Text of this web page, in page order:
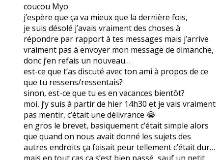
coucou Myo
j’espère que ça va mieux que la dernière fois,
je suis désolé j’avais vraiment des choses à
répondre par rapport à tes messages mais j’arrive
vraiment pas à envoyer mon message de dimanche,
donc j’en refais un nouveau…
est-ce que t’as discuté avec ton ami à propos de ce
que tu ressens/ressentais?
sinon, est-ce que tu es en vacances bientôt?
moi, j’y suis à partir de hier 14h30 et je vais vraiment
pas mentir, c’était une délivrance 😭
en gros le brevet, basiquement c’était simple alors
que quand on nous avait donné les sujets des
autres endroits ça faisait peur tellement c’était dur…